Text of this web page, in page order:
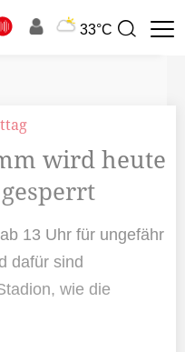
33°C
Suchbegriff
wird heute
13 Uhr für ungefähr
dafür sind
wie die